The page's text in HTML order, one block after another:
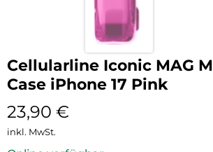
Cellularline Iconic MAG
Case iPhone 17 Pink
23,90 €
inkl. MwSt.